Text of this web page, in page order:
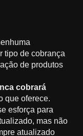
tipo de cobrança
de produtos
cobrará
que oferece.
esforça para
mas não
atualizado